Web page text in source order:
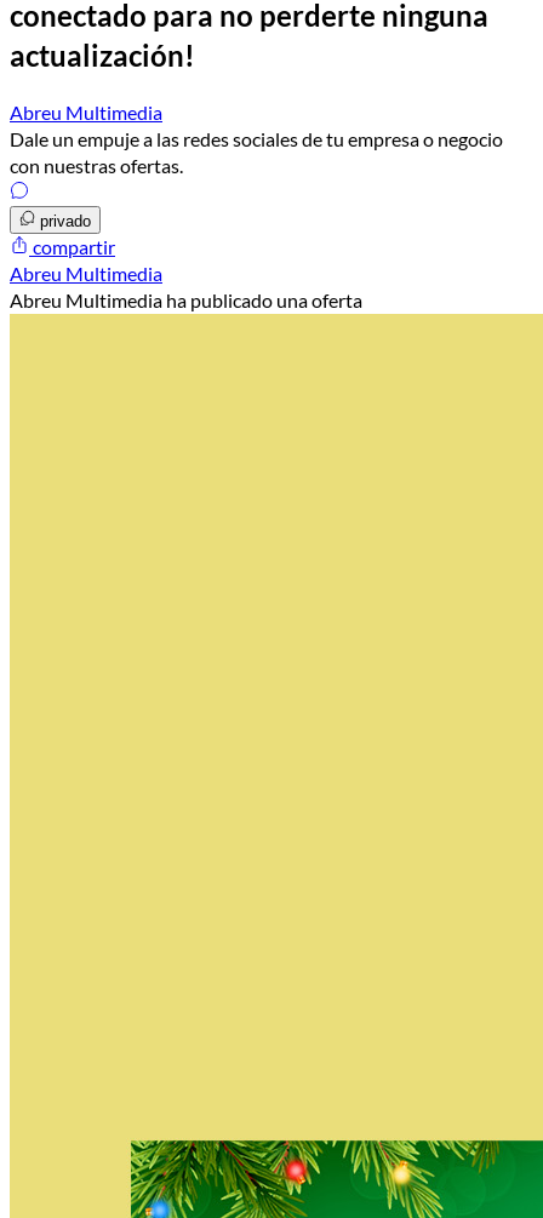
conectado para no perderte ninguna
actualización!
Abreu Multimedia
Dale un empuje a las redes sociales de tu empresa o negocio
con nuestras ofertas.
privado
compartir
Abreu Multimedia
Abreu Multimedia ha publicado una oferta